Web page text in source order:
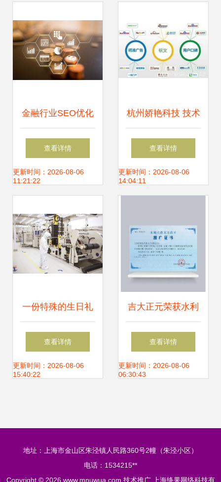
化转型
金融行业SEO优化
与精准技术推广解
决方案
查看详情
更新时间：2026-08-06
11:21:22
杭州娇艳科技 技术
推广领域的网络赋
能新势力
查看详情
更新时间：2026-08-06
14:04:11
一份特殊的生日礼
物 技术推广背后的
价值与思考
查看详情
更新时间：2026-08-06
15:40:22
吉大正元荣获水利
先进实用技术推广
证书 技术创新驱动
查看详情
更新时间：2026-08-06
06:30:43
地址：上海市金山区朱泾镇人民路360号2幢（朱泾小区）
电话：1534215**
Copyright © 2026 www.mnuwua.com 技术推广 上海绛果网络科技有